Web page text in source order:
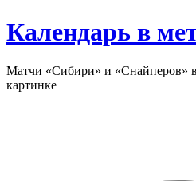
Календарь в
Матчи «Сибири» и «Снайперов»
картинке